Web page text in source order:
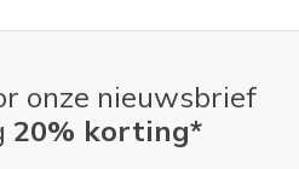
onze nieuwsbrief
20% korting*